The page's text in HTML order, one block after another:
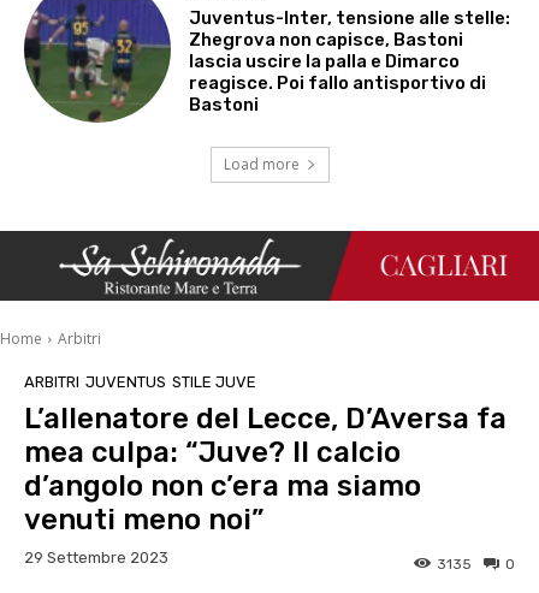
Juventus-Inter, tensione alle stelle:
Zhegrova non capisce, Bastoni
lascia uscire la palla e Dimarco
reagisce. Poi fallo antisportivo di
Bastoni
Load more